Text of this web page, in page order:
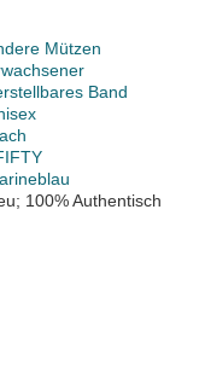
Mützen
Band
100% Authentisch